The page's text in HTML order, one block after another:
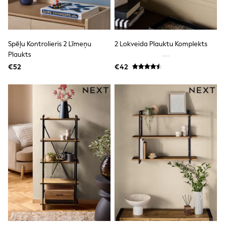
All Holiday Shop
Tops
Dresses
Shorts
Skirts
Sandals & Sliders
All Footwear
New In
Boots
Half Sizes
Slippers
Trainers
Wellies
Wide Fit
Shoes
All Underwear
New In
Nighties
Pyjamas
Robes
Socks & Tights
Spēļu Kontrolieris 2 Līmeņu
Plaukts
€52
2 Lokveida Plauktu Komplekts
€42